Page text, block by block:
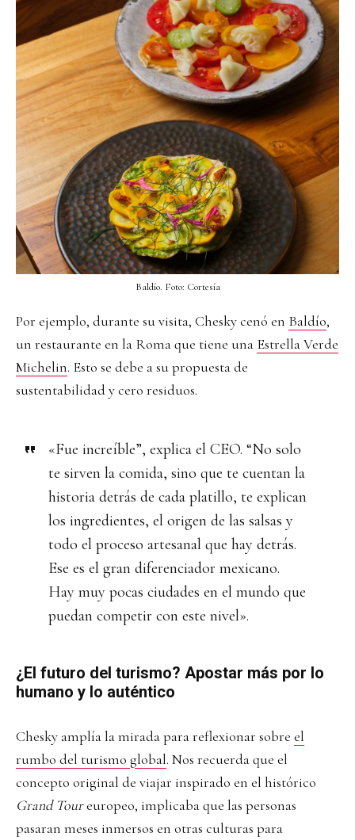
Baldío. Foto: Cortesía
Por ejemplo, durante su visita, Chesky cenó en Baldío,
un restaurante en la Roma que tiene una Estrella Verde
Michelin. Esto se debe a su propuesta de
sustentabilidad y cero residuos.
«Fue increíble”, explica el CEO. “No solo
te sirven la comida, sino que te cuentan la
historia detrás de cada platillo, te explican
los ingredientes, el origen de las salsas y
todo el proceso artesanal que hay detrás.
Ese es el gran diferenciador mexicano.
Hay muy pocas ciudades en el mundo que
puedan competir con este nivel».
¿El futuro del turismo? Apostar más por lo
humano y lo auténtico
Chesky amplía la mirada para reflexionar sobre el
rumbo del turismo global. Nos recuerda que el
concepto original de viajar inspirado en el histórico
Grand Toureuropeo, implicaba que las personas
pasaran meses inmersos en otras culturas para